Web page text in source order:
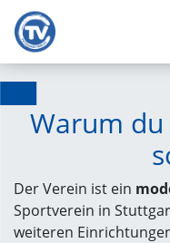
Warum
Der Verein ist ein
Sportverein in
weiteren